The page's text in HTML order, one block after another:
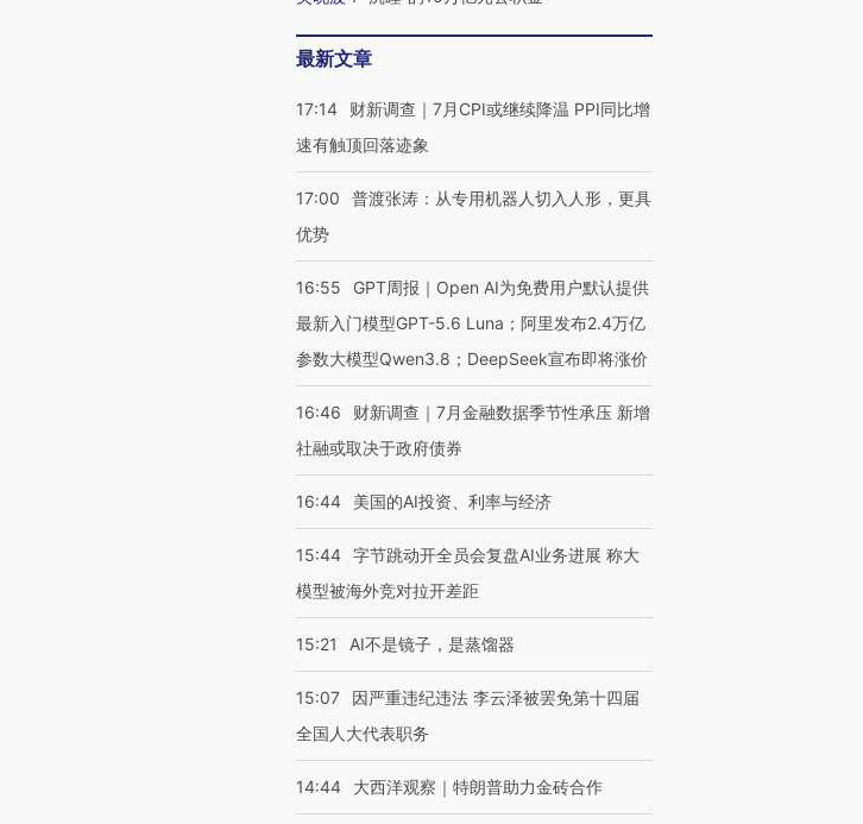
最新文章
17:14
财新调查｜7月CPI或继续降温 PPI同比增
速有触顶回落迹象
17:00
普渡张涛：从专用机器人切入人形，更具
优势
16:55
GPT周报｜Open AI为免费用户默认提供
最新入门模型GPT-5.6 Luna；阿里发布2.4万亿
参数大模型Qwen3.8；DeepSeek宣布即将涨价
16:46
财新调查｜7月金融数据季节性承压 新增
社融或取决于政府债券
16:44 美国的AI投资、利率与经济
15:44 字节跳动开全员会复盘AI业务进展 称大
模型被海外竞对拉开差距
15:21 AI不是镜子，是蒸馏器
15:07
因严重违纪违法 李云泽被罢免第十四届
全国人大代表职务
14:44 大西洋观察｜特朗普助力金砖合作